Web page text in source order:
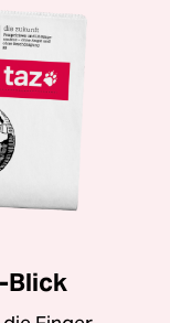
Blick